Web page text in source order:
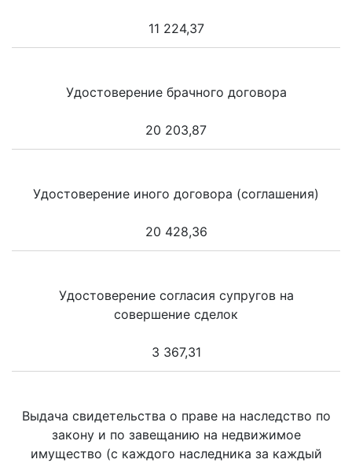
11 224,37
Удостоверение брачного договора
20 203,87
Удостоверение иного договора (соглашения)
20 428,36
Удостоверение согласия супругов на
совершение сделок
3 367,31
Выдача свидетельства о праве на наследство по
закону и по завещанию на недвижимое
имущество (с каждого наследника за каждый